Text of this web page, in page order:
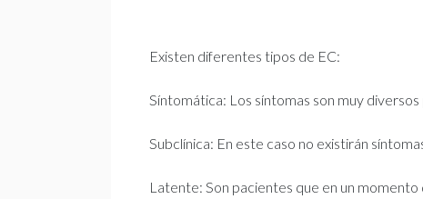
Existen diferentes tipos de EC:
Síntomática: Los síntomas son muy
Subclínica: En este caso no existirán
Latente: Son pacientes que en un